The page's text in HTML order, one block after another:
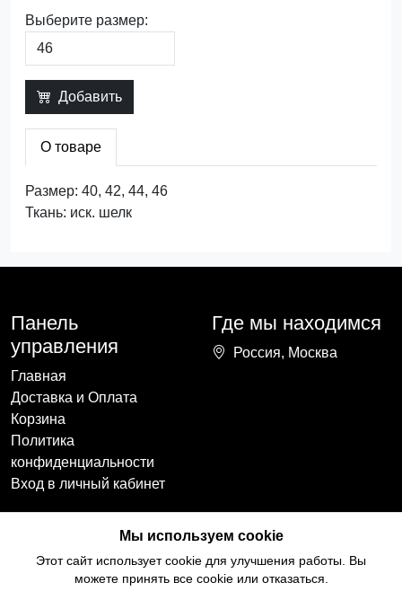
Выберите размер:
Добавить
О товаре
Размер: 40, 42, 44, 46
Ткань: иск. шелк
Панель
управления
Главная
Доставка и Оплата
Корзина
Политика
конфиденциальности
Вход в личный кабинет
Где мы находимся
Россия, Москва
ccozy@yandex.ru
сетях
Мы используем cookie
Этот сайт использует cookie для улучшения работы. Вы
можете принять все cookie или отказаться.